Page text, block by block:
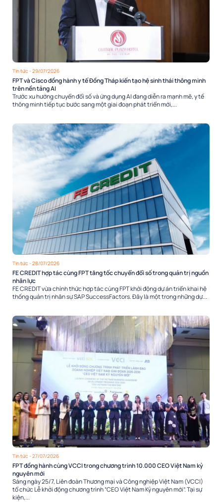
Tin tức - 29/07/2026
FPT và Cisco đồng hành y tế Đồng Tháp kiến tạo hệ sinh thái thông minh
trên nền tảng AI
Trước xu hướng chuyển đổi số và ứng dụng AI đang diễn ra mạnh mẽ, y tế
thông minh tiếp tục bước sang một giai đoạn phát triển mới,...
Tin tức - 28/07/2026
FE CREDIT hợp tác cùng FPT tăng tốc chuyển đổi số trong quản trị nguồn
nhân lực
FE CREDIT vừa chính thức hợp tác cùng FPT khởi động dự án triển khai hệ
thống quản trị nhân sự SAP SuccessFactors. Đây là một trong những dự...
Tin tức - 27/07/2026
FPT đồng hành cùng VCCI trong chương trình 10.000 CEO Việt Nam kỷ
nguyên mới
Sáng ngày 25/7, Liên đoàn Thương mại và Công nghiệp Việt Nam (VCCI)
tổ chức Lễ khởi động chương trình “CEO Việt Nam Kỷ nguyên mới”. Tại sự
kiện,...